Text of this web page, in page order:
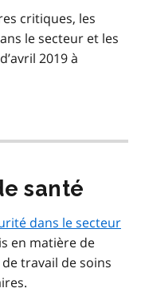
critiques, les
le secteur et les
2019 à
santé
dans le secteur
en matière de
travail de soins